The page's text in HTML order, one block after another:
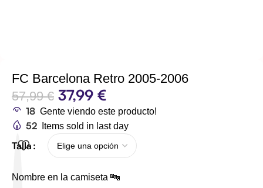
FC Barcelona Retro 2005-2006
57,99€ 37,99 €
18 Gente viendo este producto!
52 Items sold in last day
Talla
Nombre en la camiseta 🔤